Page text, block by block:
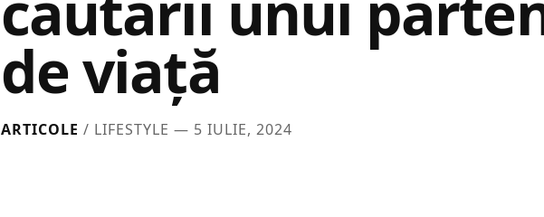
de viață
ARTICOLE / LIFESTYLE — 5 IULIE, 2024